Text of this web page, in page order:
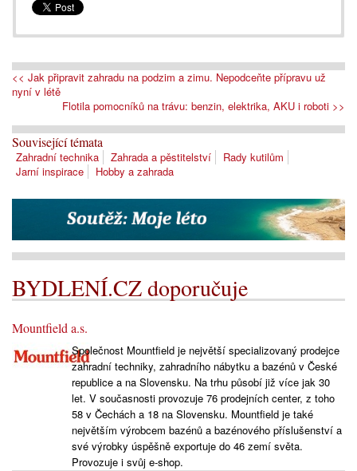
<< Jak připravit zahradu na podzim a zimu. Nepodceňte přípravu už
nyní v létě
Flotila pomocníků na trávu: benzin, elektrika, AKU i roboti >>
Související témata
Zahradní technika Zahrada a pěstitelství
Rady kutilům
Jarní inspirace
Hobby a zahrada
BYDLENÍ.CZ doporučuje
Mountfield a.s.
Společnost Mountfield je největší specializovaný prodejce
zahradní techniky, zahradního nábytku a bazénů v České
republice a na Slovensku. Na trhu působí již více jak 30
let. V současnosti provozuje 76 prodejních center, z toho
58 v Čechách a 18 na Slovensku. Mountfield je také
největším výrobcem bazénů a bazénového příslušenství a
své výrobky úspěšně exportuje do 46 zemí světa.
Provozuje i svůj e-shop.